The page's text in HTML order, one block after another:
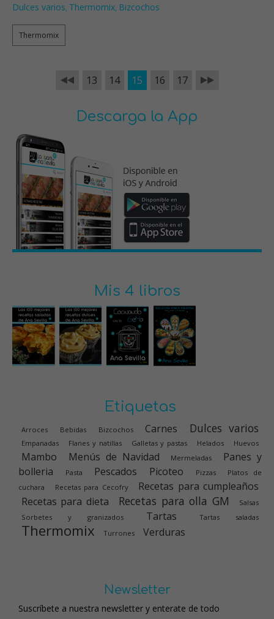
Dulces varios, Thermomix, Bizcochos
Thermomix
13 14 15 16 17
Descarga la App
Mis 4 libros
Etiquetas
Arroces Bebidas Bizcochos Carnes Dulces varios
Empanadas Flanes y natillas Galletas y pastas Helados Huevos
Mambo Menús de Navidad Mermeladas
Panes y
bolleria
Pasta Pescados Picoteo Pizzas
Platos de
cuchara
Recetas para Cecofry
Recetas para cumpleaños
Recetas para dieta
Recetas para olla GM
Salsas
Sorbetes y granizados
Tartas Tartas saladas
Thermomix Turrones Verduras
Newsletter
Suscríbete a nuestra newsletter y enterate de todo